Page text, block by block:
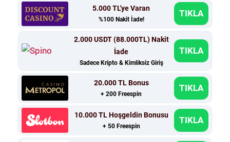
5.000 TL'ye Varan
%100 Nakit İade!
TIKLA
2.000 USDT (88.000TL) Nakit
İade
Sadece Kripto & Kimliksiz Giriş
TIKLA
20.000 TL Bonus
+ 200 Freespin
TIKLA
10.000 TL Hoşgeldin Bonusu
+ 50 Freespin
TIKLA